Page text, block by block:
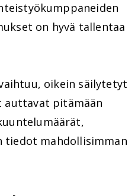
on hyvä tallentaa
oikein säilytetyt
pitämään
mahdollisimman